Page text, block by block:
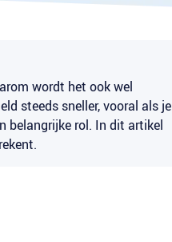
wordt het ook wel
steeds sneller, vooral als je
belangrijke rol. In dit artikel